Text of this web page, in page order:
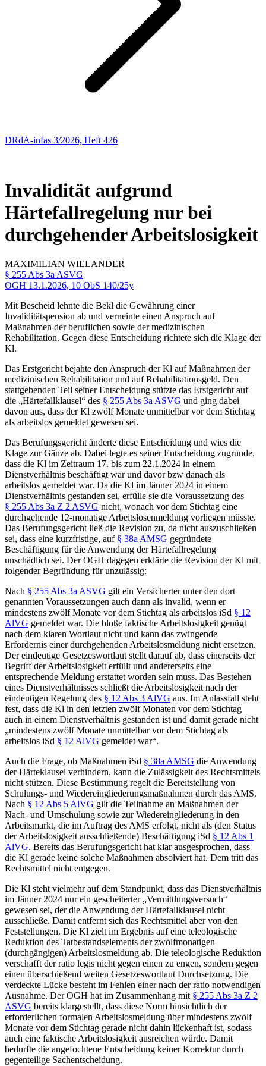
DRdA-infas 3/2026, Heft 426
Invalidität aufgrund
Härtefallregelung nur bei
durchgehender Arbeitslosigkeit
MAXIMILIAN WIELANDER
§ 255 Abs 3a ASVG
OGH 13.1.2026, 10 ObS 140/25y
Mit Bescheid lehnte die Bekl die Gewährung einer
Invaliditätspension ab und verneinte einen Anspruch auf
Maßnahmen der beruflichen sowie der medizinischen
Rehabilitation. Gegen diese Entscheidung richtete sich die Klage der
Kl.
Das Erstgericht bejahte den Anspruch der Kl auf Maßnahmen der
medizinischen Rehabilitation und auf Rehabilitationsgeld. Den
stattgebenden Teil seiner Entscheidung stützte das Erstgericht auf
die „Härtefallklausel“ des § 255 Abs 3a ASVG und ging dabei
davon aus, dass der Kl zwölf Monate unmittelbar vor dem Stichtag
als arbeitslos gemeldet gewesen sei.
Das Berufungsgericht änderte diese Entscheidung und wies die
Klage zur Gänze ab. Dabei legte es seiner Entscheidung zugrunde,
dass die Kl im Zeitraum 17. bis zum 22.1.2024 in einem
Dienstverhältnis beschäftigt war und davor bzw danach als
arbeitslos gemeldet war. Da die Kl im Jänner 2024 in einem
Dienstverhältnis gestanden sei, erfülle sie die Voraussetzung des
§ 255 Abs 3a Z 2 ASVG nicht, wonach vor dem Stichtag eine
durchgehende 12-monatige Arbeitslosenmeldung vorliegen müsste.
Das Berufungsgericht ließ die Revision zu, da nicht auszuschließen
sei, dass eine kurzfristige, auf § 38a AMSG gegründete
Beschäftigung für die Anwendung der Härtefallregelung
unschädlich sei. Der OGH dagegen erklärte die Revision der Kl mit
folgender Begründung für unzulässig:
Nach § 255 Abs 3a ASVG gilt ein Versicherter unter den dort
genannten Voraussetzungen auch dann als invalid, wenn er
mindestens zwölf Monate vor dem Stichtag als arbeitslos iSd § 12
AlVG gemeldet war. Die bloße faktische Arbeitslosigkeit genügt
nach dem klaren Wortlaut nicht und kann das zwingende
Erfordernis einer durchgehenden Arbeitslosmeldung nicht ersetzen.
Der eindeutige Gesetzeswortlaut stellt darauf ab, dass einerseits der
Begriff der Arbeitslosigkeit erfüllt und andererseits eine
entsprechende Meldung erstattet worden sein muss. Das Bestehen
eines Dienstverhältnisses schließt die Arbeitslosigkeit nach der
eindeutigen Regelung des § 12 Abs 3 AlVG aus. Im Anlassfall steht
fest, dass die Kl in den letzten zwölf Monaten vor dem Stichtag
auch in einem Dienstverhältnis gestanden ist und damit gerade nicht
„mindestens zwölf Monate unmittelbar vor dem Stichtag als
arbeitslos iSd § 12 AlVG gemeldet war“.
Auch die Frage, ob Maßnahmen iSd § 38a AMSG die Anwendung
der Härteklausel verhindern, kann die Zulässigkeit des Rechtsmittels
nicht stützen. Diese Bestimmung regelt die Bereitstellung von
Schulungs- und Wiedereingliederungsmaßnahmen durch das AMS.
Nach § 12 Abs 5 AlVG gilt die Teilnahme an Maßnahmen der
Nach- und Umschulung sowie zur Wiedereingliederung in den
Arbeitsmarkt, die im Auftrag des AMS erfolgt, nicht als (den Status
der Arbeitslosigkeit ausschließende) Beschäftigung iSd § 12 Abs 1
AlVG. Bereits das Berufungsgericht hat klar ausgesprochen, dass
die Kl gerade keine solche Maßnahmen absolviert hat. Dem tritt das
Rechtsmittel nicht entgegen.
Die Kl steht vielmehr auf dem Standpunkt, dass das Dienstverhältnis
im Jänner 2024 nur ein gescheiterter „Vermittlungsversuch“
gewesen sei, der die Anwendung der Härtefallklausel nicht
ausschließe. Damit entfernt sich das Rechtsmittel aber von den
Feststellungen. Die Kl zielt im Ergebnis auf eine teleologische
Reduktion des Tatbestandselements der zwölfmonatigen
(durchgängigen) Arbeitslosmeldung ab. Die teleologische Reduktion
verschafft der ratio legis nicht gegen einen zu engen, sondern gegen
einen überschießend weiten Gesetzeswortlaut Durchsetzung. Die
verdeckte Lücke besteht im Fehlen einer nach der ratio notwendigen
Ausnahme. Der OGH hat im Zusammenhang mit § 255 Abs 3a Z 2
ASVG bereits klargestellt, dass diese Norm hinsichtlich der
erforderlichen formalen Arbeitslosmeldung über mindestens zwölf
Monate vor dem Stichtag gerade nicht dahin lückenhaft ist, sodass
auch eine faktische Arbeitslosigkeit ausreichen würde. Damit
bedurfte die angefochtene Entscheidung keiner Korrektur durch
gegenteilige Sachentscheidung.